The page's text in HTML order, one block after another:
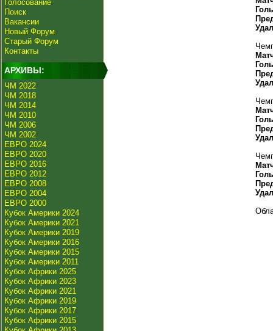
Голосование
Поиск
Вакансии
Новый Форум
Старый Форум
Контакты
АРХИВЫ:
ЧМ 2022
ЧМ 2018
ЧМ 2014
ЧМ 2010
ЧМ 2006
ЧМ 2002
ЕВРО 2024
ЕВРО 2020
ЕВРО 2016
ЕВРО 2012
ЕВРО 2008
ЕВРО 2004
ЕВРО 2000
Кубок Америки 2024
Кубок Америки 2021
Кубок Америки 2019
Кубок Америки 2016
Кубок Америки 2015
Кубок Америки 2011
Кубок Африки 2025
Кубок Африки 2023
Кубок Африки 2021
Кубок Африки 2019
Кубок Африки 2017
Кубок Африки 2015